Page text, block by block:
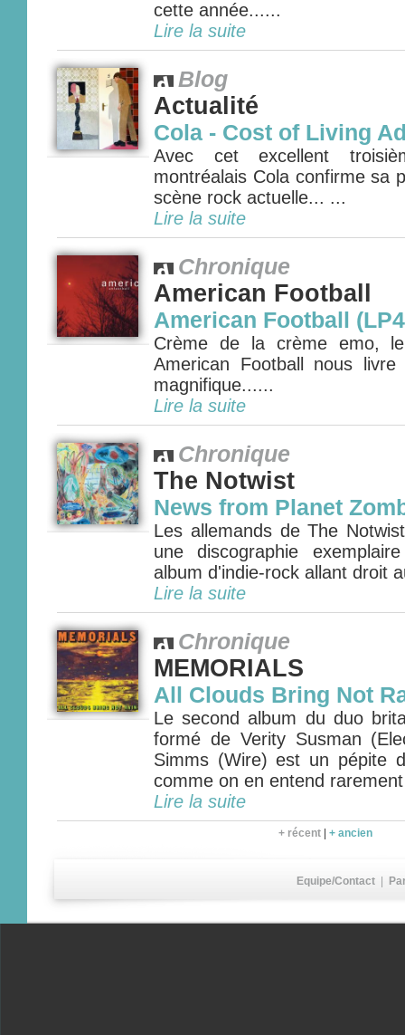
cette année......
Lire la suite
Blog
Actualité
Cola - Cost of Living
Avec cet excellent
montréalais Cola confirme sa
scène rock actuelle... ...
Lire la suite
Chronique
American Football
American Football
Crème de la crème emo,
American Football nous
magnifique......
Lire la suite
Chronique
The Notwist
News from Planet
Les allemands de The
une discographie
album d'indie-rock allant droit
Lire la suite
Chronique
MEMORIALS
All Clouds Bring Not
Le second album du duo
formé de Verity Susman
Simms (Wire) est un pépite
comme on en entend
Lire la suite
+ récent + ancien
Equipe/Contact